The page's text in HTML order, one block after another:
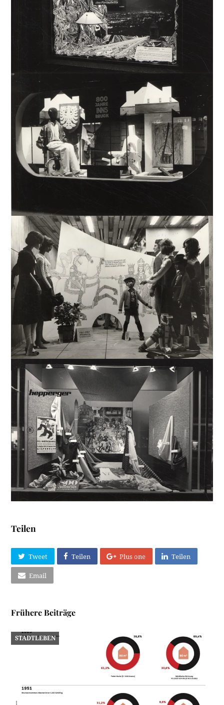
Teilen
Tweet Teilen Plus one Teilen
Email
Frühere Beiträge
STADTLEBEN